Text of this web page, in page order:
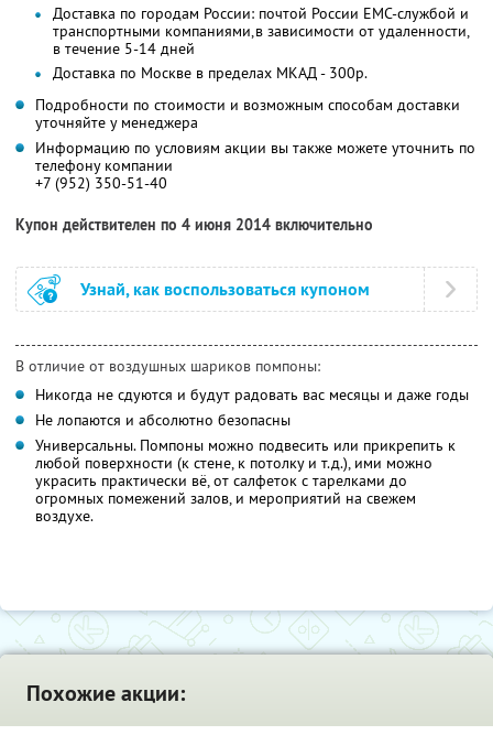
Доставка по городам России: почтой России ЕМС-службой и
транспортными компаниями,в зависимости от удаленности,
в течение 5-14 дней
Доставка по Москве в пределах МКАД - 300р.
Подробности по стоимости и возможным способам доставки
уточняйте у менеджера
Информацию по условиям акции вы также можете уточнить по
телефону компании
+7 (952) 350-51-40
Купон действителен по 4 июня 2014 включительно
Узнай, как воспользоваться купоном
В отличие от воздушных шариков помпоны:
Никогда не сдуются и будут радовать вас месяцы и даже годы
Не лопаются и абсолютно безопасны
Универсальны. Помпоны можно подвесить или прикрепить к
любой поверхности (к стене, к потолку и т.д.), ими можно
украсить практически вё, от салфеток с тарелками до
огромных помежений залов, и мероприятий на свежем
воздухе.
Похожие акции: